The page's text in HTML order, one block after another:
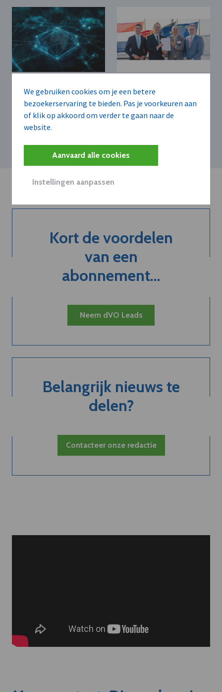
We gebruiken cookies om je een betere
bezoekerservaring te bieden. Pas je voorkeuren aan
of klik op akkoord om verder te gaan naar de
website.
Aanvaard alle cookies
Instellingen aanpassen
Arctic Wolf bundelt
beveiliging, incident-
respons en herstel in
Cyber Resilience-
platform
versterken
stroomverbinding
Kort de voordelen
van een
abonnement...
Neem dVO Leads
Belangrijk nieuws te
delen?
Contacteer onze redactie